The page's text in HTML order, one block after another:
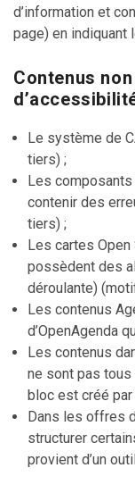
d’information et
page) en indiquant
Contenus
Le système de
tiers) ;
Les
contenir des
tiers) ;
Les cartes
possèdent des
déroulante)
Les contenus
d’OpenAgenda
Les contenus
ne sont pas tous
bloc est créé
Dans les offres
structurer
provient d’un